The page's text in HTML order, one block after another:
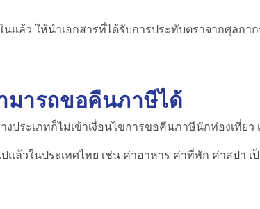
แล้ว ให้นำเอกสารที่ได้รับการประทับตราจากศุลกาก
มารถขอคืนภาษีได้
ประเภทก็ไม่เข้าเงื่อนไขการขอคืนภาษีนักท่องเที่ยว
ล้วในประเทศไทย เช่น ค่าอาหาร ค่าที่พัก ค่าสปา เ